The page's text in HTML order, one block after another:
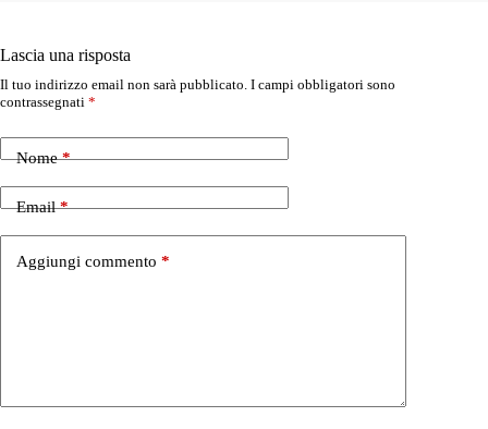
Lascia una risposta
Il tuo indirizzo email non sarà pubblicato. I campi obbligatori sono
contrassegnati *
Nome*
Email*
Aggiungi commento *